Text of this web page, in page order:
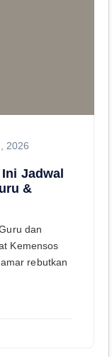
2026
Jadwal
&
dan
Kemensos
rebutkan